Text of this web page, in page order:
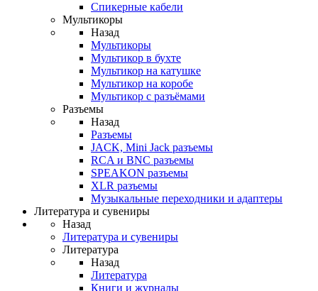
Спикерные кабели
Мультикоры
Назад
Мультикоры
Мультикор в бухте
Мультикор на катушке
Мультикор на коробе
Мультикор с разъёмами
Разъемы
Назад
Разъемы
JACK, Mini Jack разъемы
RCA и BNC разъемы
SPEAKON разъемы
XLR разъемы
Музыкальные переходники и адаптеры
Литература и сувениры
Назад
Литература и сувениры
Литература
Назад
Литература
Книги и журналы